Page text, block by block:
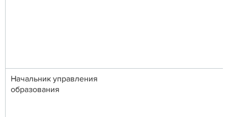
Начальник управления